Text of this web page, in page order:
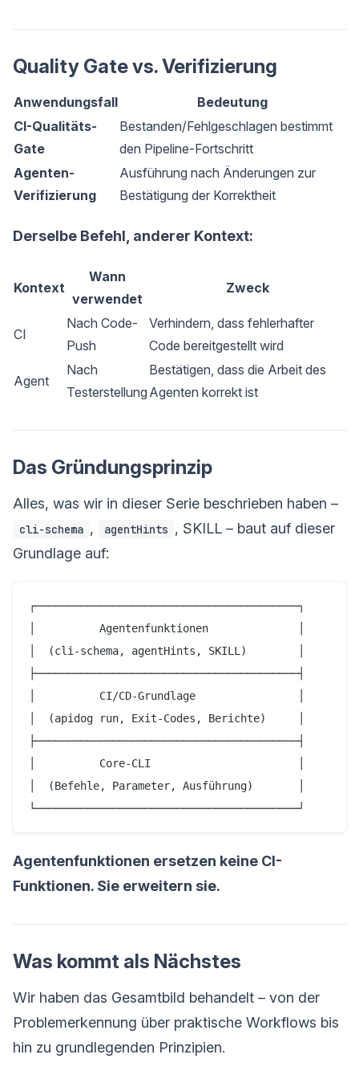
Quality Gate vs. Verifizierung
Anwendungsfall
Bedeutung
CI-Qualitäts-
Gate
Bestanden/Fehlgeschlagen bestimmt
den Pipeline-Fortschritt
Agenten-
Verifizierung
Ausführung nach Änderungen zur
Bestätigung der Korrektheit
Derselbe Befehl, anderer Kontext:
Kontext
Wann
verwendet
Zweck
CI
Nach Code-
Push
Verhindern, dass fehlerhafter
Code bereitgestellt wird
Agent
Nach
Testerstellung
Bestätigen, dass die Arbeit des
Agenten korrekt ist
Das Gründungsprinzip
Alles, was wir in dieser Serie beschrieben haben –
cli-schema , agentHints , SKILL – baut auf dieser
Grundlage auf:
┌─────────────────────────────────────────┐
│          Agentenfunktionen              │
│  (cli-schema, agentHints, SKILL)        │
├─────────────────────────────────────────┤
│          CI/CD-Grundlage                │
│  (apidog run, Exit-Codes, Berichte)     │
├─────────────────────────────────────────┤
│          Core-CLI                       │
│  (Befehle, Parameter, Ausführung)       │
└─────────────────────────────────────────┘
Agentenfunktionen ersetzen keine CI-
Funktionen. Sie erweitern sie.
Was kommt als Nächstes
Wir haben das Gesamtbild behandelt – von der
Problemerkennung über praktische Workflows bis
hin zu grundlegenden Prinzipien.